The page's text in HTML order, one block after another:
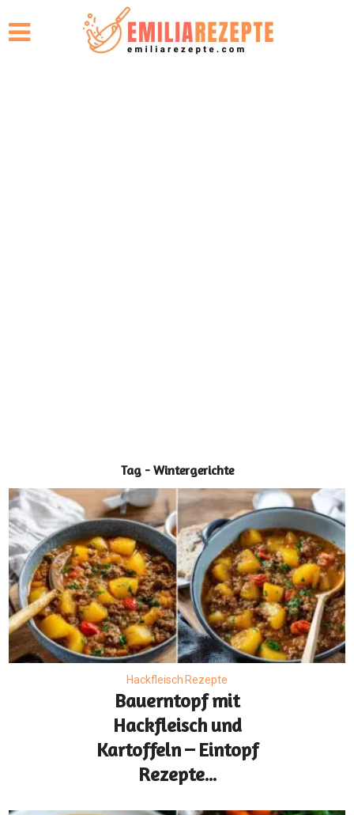
Tag - Wintergerichte
Hackfleisch Rezepte
Bauerntopf mit
Hackfleisch und
Kartoffeln – Eintopf
Rezepte...